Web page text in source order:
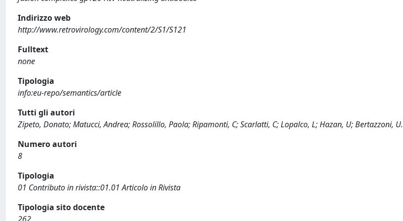
Indirizzo web
http://www.retrovirology.com/content/2/S1/S121
Fulltext
none
Tipologia
info:eu-repo/semantics/article
Tutti gli autori
Zipeto, Donato; Matucci, Andrea; Rossolillo, Paola; Ripamonti, C; Scarlatti, C; Lopalco, L; Hazan, U; Bertazzoni, U.
Numero autori
8
Tipologia
01 Contributo in rivista::01.01 Articolo in Rivista
Tipologia sito docente